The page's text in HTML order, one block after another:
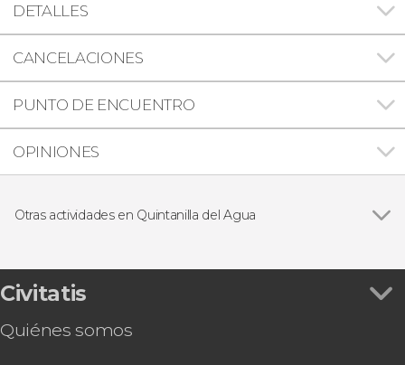
DETALLES
CANCELACIONES
PUNTO DE ENCUENTRO
OPINIONES
Otras actividades en Quintanilla del Agua
Civitatis
Quiénes somos